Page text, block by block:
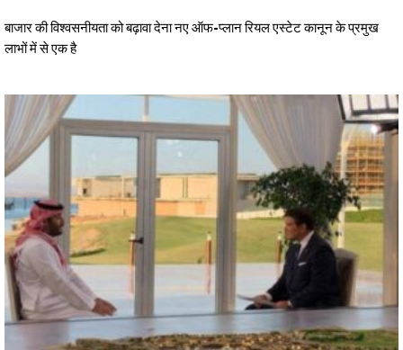
बाजार की विश्वसनीयता को बढ़ावा देना नए ऑफ-प्लान रियल एस्टेट कानून के प्रमुख
लाभों में से एक है